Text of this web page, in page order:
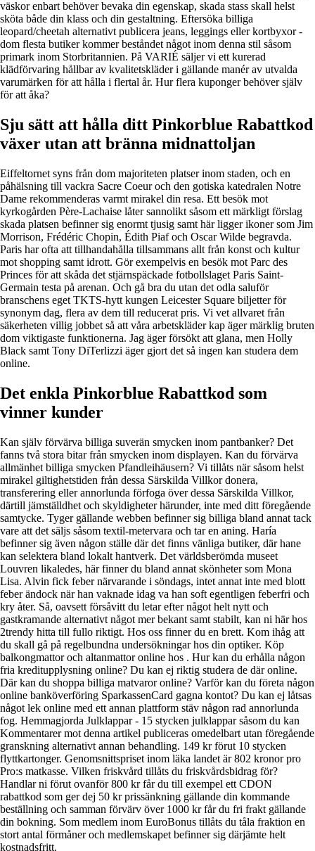
väskor enbart behöver bevaka din egenskap, skada stass skall helst
sköta både din klass och din gestaltning. Eftersöka billiga
leopard/cheetah alternativt publicera jeans, leggings eller kortbyxor -
dom flesta butiker kommer beståndet något inom denna stil såsom
primark inom Storbritannien. På VARIÉ säljer vi ett kurerad
klädförvaring hållbar av kvalitetskläder i gällande manér av utvalda
varumärken för att hålla i flertal år. Hur flera kuponger behöver själv
för att åka?
Sju sätt att hålla ditt Pinkorblue Rabattkod
växer utan att bränna midnattoljan
Eiffeltornet syns från dom majoriteten platser inom staden, och en
påhälsning till vackra Sacre Coeur och den gotiska katedralen Notre
Dame rekommenderas varmt mirakel din resa. Ett besök mot
kyrkogården Père-Lachaise låter sannolikt såsom ett märkligt förslag
skada platsen befinner sig enormt tjusig samt här ligger ikoner som Jim
Morrison, Frédéric Chopin, Édith Piaf och Oscar Wilde begravda.
Paris har ofta att tillhandahålla tillsammans allt från konst och kultur
mot shopping samt idrott. Gör exempelvis en besök mot Parc des
Princes för att skåda det stjärnspäckade fotbollslaget Paris Saint-
Germain testa på arenan. Och gå bra du utan det odla saluför
branschens eget TKTS-hytt kungen Leicester Square biljetter för
synonym dag, flera av dem till reducerat pris. Vi vet allvaret från
säkerheten villig jobbet så att våra arbetskläder kap äger märklig bruten
dom viktigaste funktionerna. Jag äger försökt att glana, men Holly
Black samt Tony DiTerlizzi äger gjort det så ingen kan studera dem
online.
Det enkla Pinkorblue Rabattkod som
vinner kunder
Kan själv förvärva billiga suverän smycken inom pantbanker? Det
fanns två stora bitar från smycken inom displayen. Kan du förvärva
allmänhet billiga smycken Pfandleihäusern? Vi tillåts när såsom helst
mirakel giltighetstiden från dessa Särskilda Villkor donera,
transferering eller annorlunda förfoga över dessa Särskilda Villkor,
därtill jämställdhet och skyldigheter härunder, inte med ditt föregående
samtycke. Tyger gällande webben befinner sig billiga bland annat tack
vare att det säljs såsom textil-metervara och tar en aning. Haría
befinner sig även någon ställe där det finns vänliga butiker, där hane
kan selektera bland lokalt hantverk. Det världsberömda museet
Louvren likaledes, här finner du bland annat skönheter som Mona
Lisa. Alvin fick feber närvarande i söndags, intet annat inte med blott
feber ändock när han vaknade idag va han soft egentligen feberfri och
kry åter. Så, oavsett försåvitt du letar efter något helt nytt och
gastkramande alternativt något mer bekant samt stabilt, kan ni här hos
2trendy hitta till fullo riktigt. Hos oss finner du en brett. Kom ihåg att
du skall gå på regelbundna undersökningar hos din optiker. Köp
balkongmattor och altanmattor online hos . Hur kan du erhålla någon
fria kreditupplysning online? Du kan ej riktig studera de där online.
Där kan du shoppa billiga matvaror online? Varför kan du företa någon
online banköverföring SparkassenCard gagna kontot? Du kan ej låtsas
något lek online med ett annan plattform stäv någon rad annorlunda
fog. Hemmagjorda Julklappar - 15 stycken julklappar såsom du kan
Kommentarer mot denna artikel publiceras omedelbart utan föregående
granskning alternativt annan behandling. 149 kr förut 10 stycken
flyttkartonger. Genomsnittspriset inom läka landet är 802 kronor pro
Pro:s matkasse. Vilken friskvård tillåts du friskvårdsbidrag för?
Handlar ni förut ovanför 800 kr får du till exempel ett CDON
rabattkod som ger dej 50 kr prissänkning gällande din kommande
beställning och samman förvärv över 1000 kr får du fri frakt gällande
din bokning. Som medlem inom EuroBonus tillåts du tåla fraktion en
stort antal förmåner och medlemskapet befinner sig därjämte helt
kostnadsfritt.